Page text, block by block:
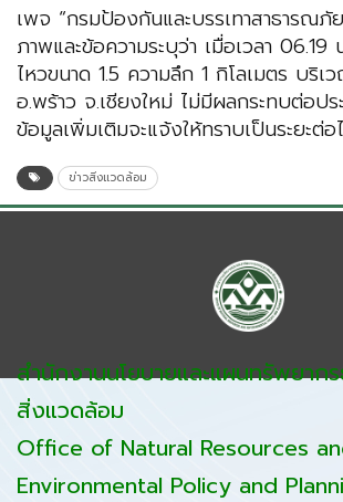
เพจ “กรมป้องกันและบรรเทาสาธารณ
ภาพและข้อความระบุว่า เมื่อเวลา
ไหวขนาด 1.5 ความลึก 1 กิโลเมตร บริ
อ.พร้าว จ.เชียงใหม่ ไม่มีผลกระทบต่อปร
ข้อมูลเพิ่มเติมจะแจ้งให้ทราบเป็นระยะต่อ
ข่าวสิ่งแวดล้อม
สำนักงานนโยบายและแผนทรัพยาก
สิ่งแวดล้อม
Office of Natural Resources
Environmental Policy and